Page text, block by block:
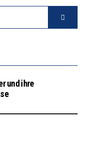
und ihre